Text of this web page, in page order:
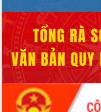
công tác cải cách hành chính mô hình
mới
UBND tỉnh họp báo định kỳ tháng 4
năm 2026
Hội thảo khoa học “Giải pháp thúc đẩy
phát triển nền kinh tế xanh tại tỉnh
Đắk Lắk”
Tăng cường giám sát, đôn đốc thực
hiện nhiệm vụ quản lý tài sản công
hàng tuần